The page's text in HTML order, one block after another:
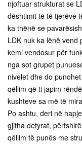
njoftuar strukturat se
dështimit të të tjerëve
ka thënë se
LDK nuk ka lënë vend
kemi vendosur për
nga sot grupet
nivelet dhe do
qëllim që ti japim
kushteve sa më të
Po ashtu, deri në
gjitha detyrat,
qëllim të punës me